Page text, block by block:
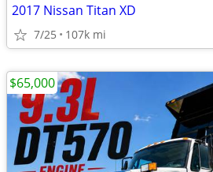
2017 Nissan Titan XD
7/25 107k mi
$65,000